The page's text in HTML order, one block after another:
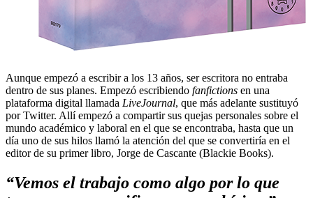
Aunque empezó a escribir a los 13 años, ser escritora no entraba
dentro de sus planes. Empezó escribiendo fanfictions en una
plataforma digital llamada LiveJournal, que más adelante sustituyó
por Twitter. Allí empezó a compartir sus quejas personales sobre el
mundo académico y laboral en el que se encontraba, hasta que un
día uno de sus hilos llamó la atención del que se convertiría en el
editor de su primer libro, Jorge de Cascante (Blackie Books).
“Vemos el trabajo como algo por lo que